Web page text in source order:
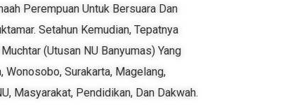
Perempuan Untuk Bersuara Dan
Setahun Kemudian, Tepatnya
(utusan NU Banyumas) Yang
Wonosobo, Surakarta, Magelang,
Masyarakat, Pendidikan, Dan Dakwah.